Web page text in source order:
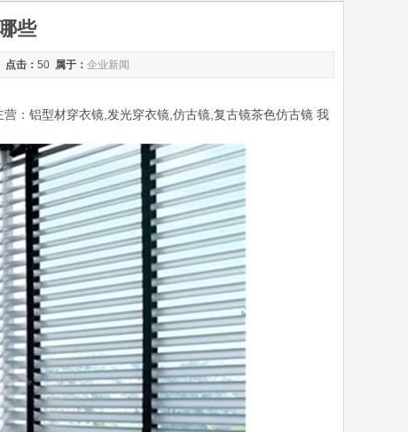
些
点击： 50 属于： 企业新闻
：铝型材穿衣镜,发光穿衣镜,仿古镜,复古镜茶色仿古镜 我